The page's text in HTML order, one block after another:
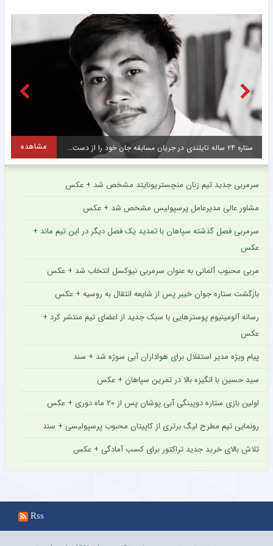
ستاره محبوب تراکتور پس از مصدومیت جزئی روند درمان را پشت سر گذاشت + عکس مشاهده
سرمربی جدید تیم زنان منچستریونایتد مشخص شد + عکس
مشاور عالی مدیرعامل پرسپولیس مشخص شد + عکس
سرمربی فصل گذشته سپاهان با تمدید یک فصل دیگر در این تیم ماند +
عکس
مربی محبوب آلمانی به عنوان سرمربی نیوکسل انتخاب شد + عکس
بازگشت ستاره جوان خیبر پس از شایعه انتقال به روسیه + عکس
رسانه آلومینیوم پوسترهایی با سبک جدید از اعضای تیم منتشر کرد +
عکس
پیام ویژه مدیر استقلال برای هواداران آبی سوژه شد + سند
سید حسین با انگیزه بالا در تمرین سپاهان + عکس
اولین بازی ستاره دوپینگی آبی پوشان پس از ۲۰ ماه دوری + عکس
رونمایی تیم مطرح لیگ برتری از کاپیتان محبوب پرسپولیسی + سند
تلاش بالای خرید جدید تراکتور برای کسب آمادگی + عکس
Rss